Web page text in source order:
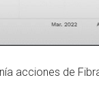
acciones de